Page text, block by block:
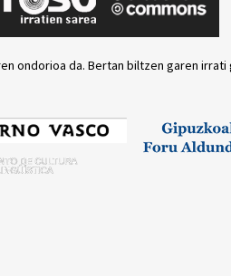
ondorioa da. Bertan biltzen garen